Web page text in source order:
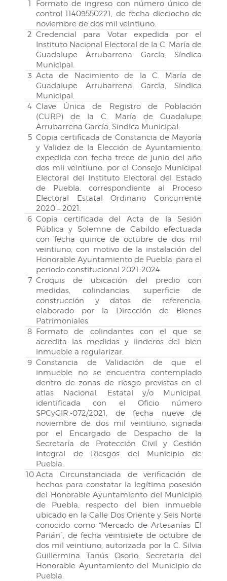
1
Formato de ingreso con número único de
control 11409550221, de fecha dieciocho de
noviembre de dos mil veintiuno.
2 Credencial para Votar expedida por el
Instituto Nacional Electoral de la C. María de
Guadalupe Arrubarrena García, Síndica
Municipal.
3 Acta de Nacimiento de la C. María de
Guadalupe Arrubarrena García, Síndica
Municipal.
4 Clave Única de Registro de Población
(CURP) de la C. María de Guadalupe
Arrubarrena García, Síndica Municipal.
5 Copia certificada de Constancia de Mayoría
y Validez de la Elección de Ayuntamiento,
expedida con fecha trece de junio del año
dos mil veintiuno, por el Consejo Municipal
Electoral del Instituto Electoral del Estado
de Puebla, correspondiente al Proceso
Electoral Estatal Ordinario Concurrente
2020 – 2021.
6 Copia certificada del Acta de la Sesión
Pública y Solemne de Cabildo efectuada
con fecha quince de octubre de dos mil
veintiuno, con motivo de la instalación del
Honorable Ayuntamiento de Puebla, para el
periodo constitucional 2021-2024.
7 Croquis de ubicación del predio con
medidas, colindancias, superficie de
construcción y datos de referencia,
elaborado por la Dirección de Bienes
Patrimoniales.
8 Formato de colindantes con el que se
acredita las medidas y linderos del bien
inmueble a regularizar.
9 Constancia de Validación de que el
inmueble no se encuentra contemplado
dentro de zonas de riesgo previstas en el
atlas Nacional, Estatal y/o Municipal,
identificada con el Oficio número
SPCyGIR.-072/2021, de fecha nueve de
noviembre de dos mil veintiuno, signada
por el Encargado de Despacho de la
Secretaría de Protección Civil y Gestión
Integral de Riesgos del Municipio de
Puebla.
10 Acta Circunstanciada de verificación de
hechos para constatar la legítima posesión
del Honorable Ayuntamiento del Municipio
de Puebla, respecto del bien inmueble
ubicado en la Calle Dos Oriente y Seis Norte
conocido como “Mercado de Artesanías El
Parián”, de fecha veintisiete de octubre de
dos mil veintiuno, autorizada por la C. Silvia
Guillermina Tanús Osorio, Secretaria del
Honorable Ayuntamiento del Municipio de
Puebla.